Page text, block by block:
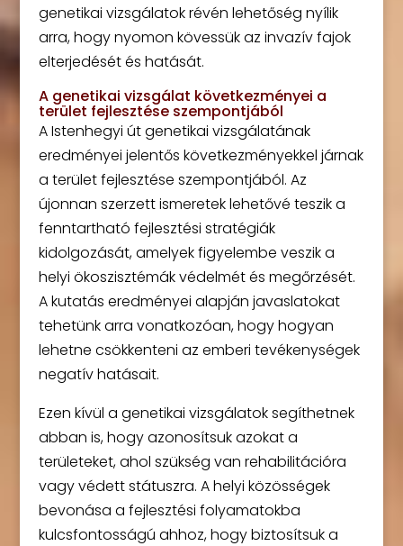
genetikai vizsgálatok révén lehetőség nyílik
arra, hogy nyomon kövessük az invazív fajok
elterjedését és hatását.
A genetikai vizsgálat következményei a
terület fejlesztése szempontjából
A Istenhegyi út genetikai vizsgálatának
eredményei jelentős következményekkel járnak
a terület fejlesztése szempontjából. Az
újonnan szerzett ismeretek lehetővé teszik a
fenntartható fejlesztési stratégiák
kidolgozását, amelyek figyelembe veszik a
helyi ökoszisztémák védelmét és megőrzését.
A kutatás eredményei alapján javaslatokat
tehetünk arra vonatkozóan, hogy hogyan
lehetne csökkenteni az emberi tevékenységek
negatív hatásait.
Ezen kívül a genetikai vizsgálatok segíthetnek
abban is, hogy azonosítsuk azokat a
területeket, ahol szükség van rehabilitációra
vagy védett státuszra. A helyi közösségek
bevonása a fejlesztési folyamatokba
kulcsfontosságú ahhoz, hogy biztosítsuk a